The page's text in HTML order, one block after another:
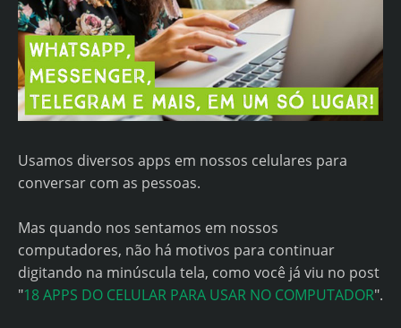
Usamos diversos apps em nossos celulares para
conversar com as pessoas.
Mas quando nos sentamos em nossos
computadores, não há motivos para continuar
digitando na minúscula tela, como você já viu no post
"18 APPS DO CELULAR PARA USAR NO COMPUTADOR".